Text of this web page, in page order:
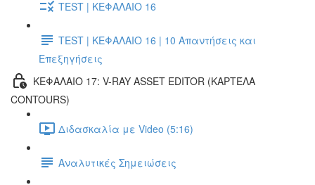
TEST | ΚΕΦΑΛΑΙΟ 16
TEST | ΚΕΦΑΛΑΙΟ 16 | 10 Απαντήσεις και
Επεξηγήσεις
ΚΕΦΑΛΑΙΟ 17: V-RAY ASSET EDITOR (ΚΑΡΤΈΛΑ
CONTOURS)
Διδασκαλία με Video (5:16)
Αναλυτικές Σημειώσεις